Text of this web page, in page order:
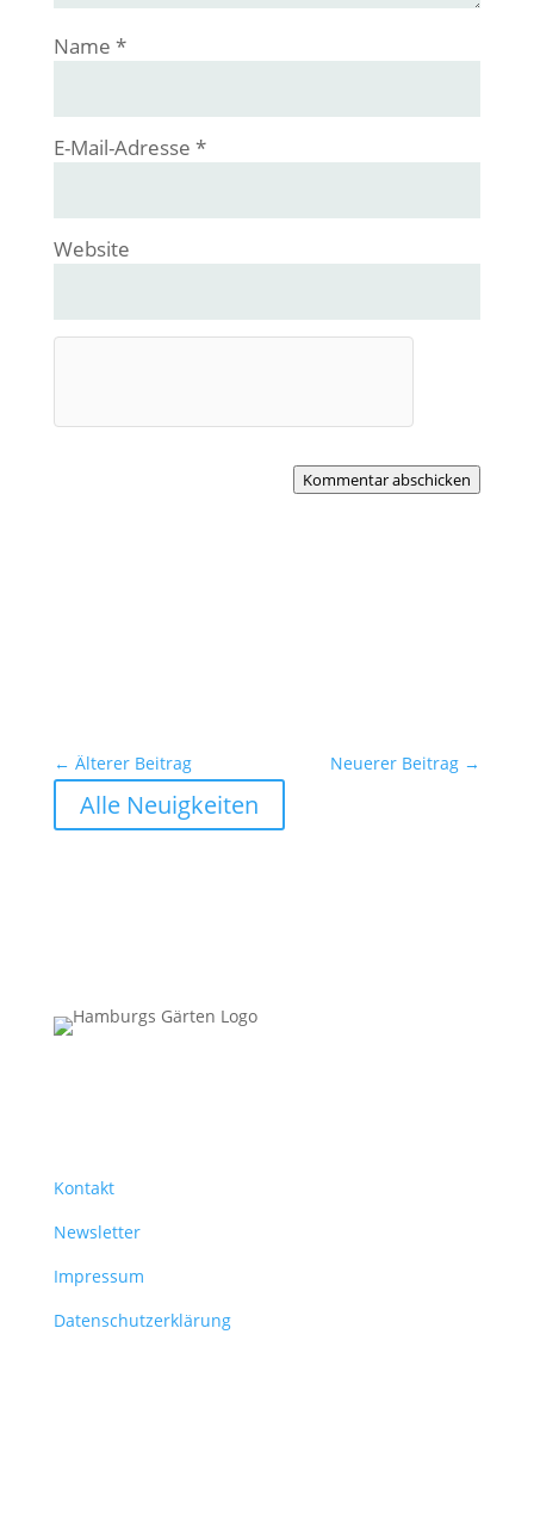
Name *
E-Mail-Adresse *
Website
Kommentar abschicken
← Älterer Beitrag Neuerer Beitrag →
Alle Neuigkeiten
Kontakt
Newsletter
Impressum
Datenschutzerklärung